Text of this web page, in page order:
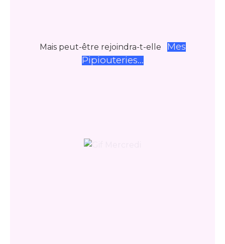
Mais peut-être rejoindra-t-elle Mes
Pipiouteries...